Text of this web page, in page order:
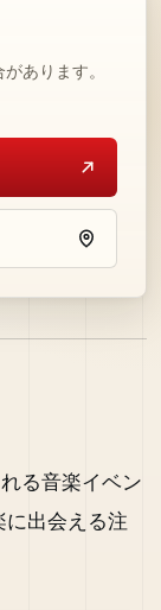
あります。
る音楽イベン
に出会える注